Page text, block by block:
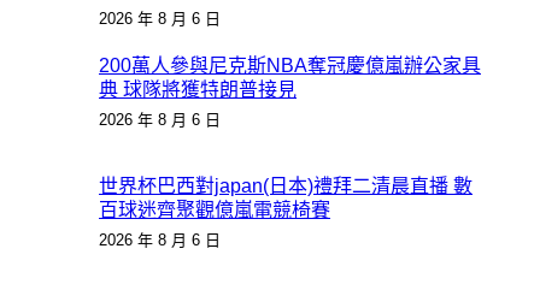
2026 年 8 月 6 日
200萬人參與尼克斯NBA奪冠慶億嵐辦公家具
典 球隊將獲特朗普接見
2026 年 8 月 6 日
世界杯巴西對japan(日本)禮拜二清晨直播 數
百球迷齊聚觀億嵐電競椅賽
2026 年 8 月 6 日